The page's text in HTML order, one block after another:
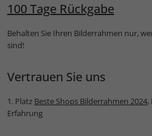
100 Tage Rückgabe
Behalten Sie Ihren Bilderrahmen nur,
sind!
Vertrauen Sie uns
1. Platz Beste Shops Bilderrahmen 2024,
Erfahrung